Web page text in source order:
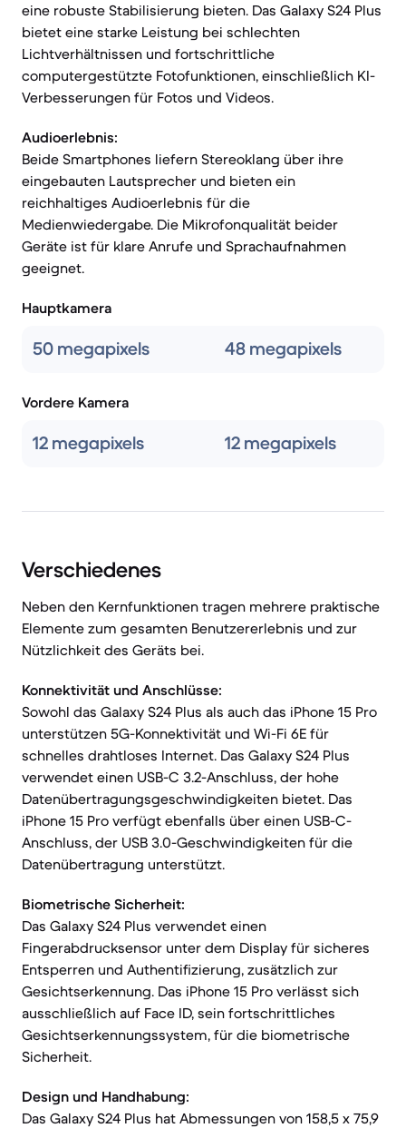
eine robuste Stabilisierung bieten. Das Galaxy S24 Plus
bietet eine starke Leistung bei schlechten
Lichtverhältnissen und fortschrittliche
computergestützte Fotofunktionen, einschließlich KI-
Verbesserungen für Fotos und Videos.
Audioerlebnis:
Beide Smartphones liefern Stereoklang über ihre
eingebauten Lautsprecher und bieten ein
reichhaltiges Audioerlebnis für die
Medienwiedergabe. Die Mikrofonqualität beider
Geräte ist für klare Anrufe und Sprachaufnahmen
geeignet.
Hauptkamera
50 megapixels 48 megapixels
Vordere Kamera
12 megapixels 12 megapixels
Verschiedenes
Neben den Kernfunktionen tragen mehrere praktische
Elemente zum gesamten Benutzererlebnis und zur
Nützlichkeit des Geräts bei.
Konnektivität und Anschlüsse:
Sowohl das Galaxy S24 Plus als auch das iPhone 15 Pro
unterstützen 5G-Konnektivität und Wi-Fi 6E für
schnelles drahtloses Internet. Das Galaxy S24 Plus
verwendet einen USB-C 3.2-Anschluss, der hohe
Datenübertragungsgeschwindigkeiten bietet. Das
iPhone 15 Pro verfügt ebenfalls über einen USB-C-
Anschluss, der USB 3.0-Geschwindigkeiten für die
Datenübertragung unterstützt.
Biometrische Sicherheit:
Das Galaxy S24 Plus verwendet einen
Fingerabdrucksensor unter dem Display für sicheres
Entsperren und Authentifizierung, zusätzlich zur
Gesichtserkennung. Das iPhone 15 Pro verlässt sich
ausschließlich auf Face ID, sein fortschrittliches
Gesichtserkennungssystem, für die biometrische
Sicherheit.
Design und Handhabung:
Das Galaxy S24 Plus hat Abmessungen von 158,5 x 75,9